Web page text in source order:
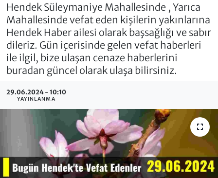
Hendek Süleymaniye Mahallesinde , Yarıca
Mahallesinde vefat eden kişilerin yakınlarına
Hendek Haber ailesi olarak başsağlığı ve sabır
dileriz. Gün içerisinde gelen vefat haberleri
ile ilgil, bize ulaşan cenaze haberlerini
buradan güncel olarak ulaşa bilirsiniz.
29.06.2024 - 10:10
YAYINLANMA
Vefat Edenler
Hendek Haber Reklam Servisi
Künye
İletişim
Son Dakika Haberleri
Haber Arşivi